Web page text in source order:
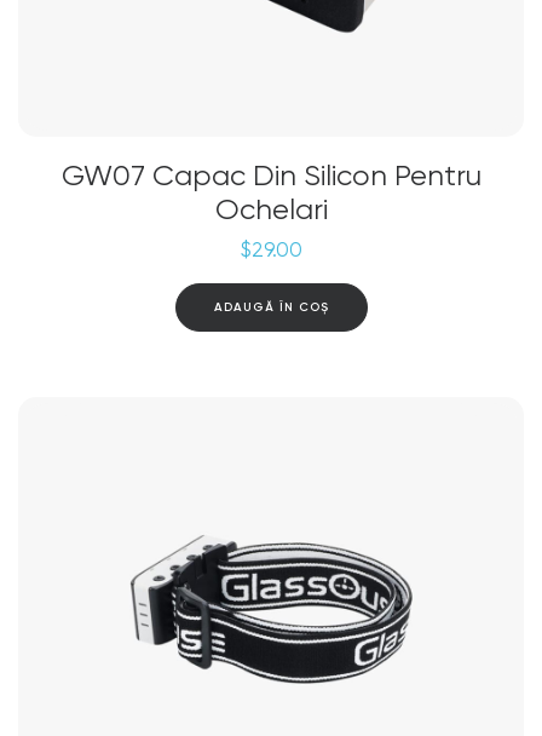
GW07 Capac Din Silicon Pentru
Ochelari
$29.00
ADAUGĂ ÎN COȘ